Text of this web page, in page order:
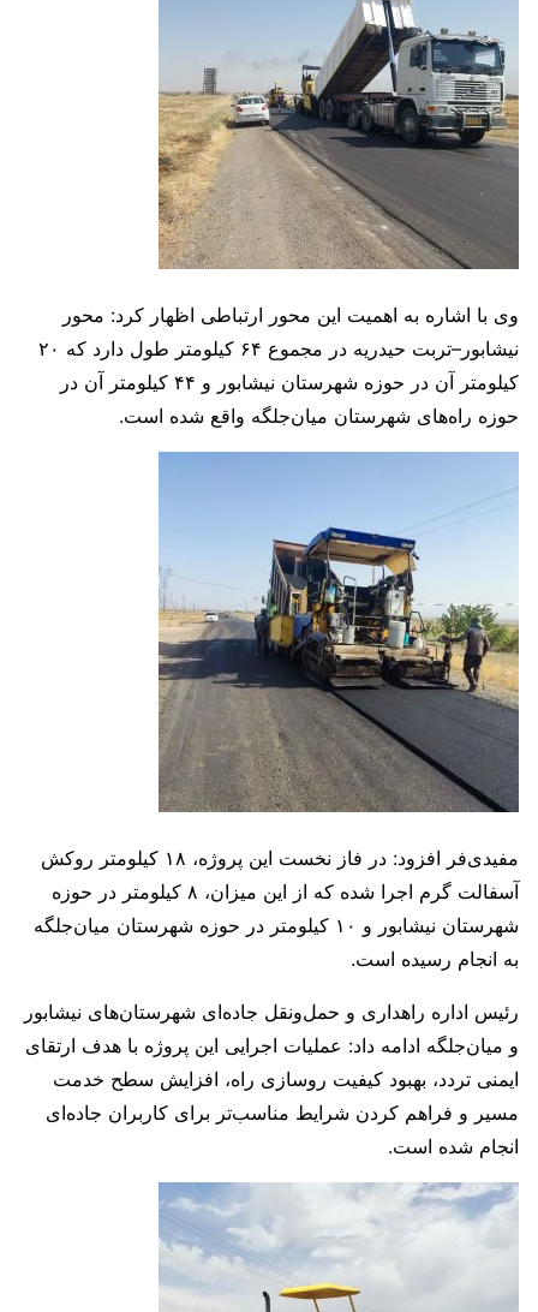
وی با اشاره به اهمیت این محور ارتباطی اظهار کرد: محور
نیشابور–تربت حیدریه در مجموع ۶۴ کیلومتر طول دارد که ۲۰
کیلومتر آن در حوزه شهرستان نیشابور و ۴۴ کیلومتر آن در
حوزه راه‌های شهرستان میان‌جلگه واقع شده است.
مفیدی‌فر افزود: در فاز نخست این پروژه، ۱۸ کیلومتر روکش
آسفالت گرم اجرا شده که از این میزان، ۸ کیلومتر در حوزه
شهرستان نیشابور و ۱۰ کیلومتر در حوزه شهرستان میان‌جلگه
به انجام رسیده است.
رئیس اداره راهداری و حمل‌ونقل جاده‌ای شهرستان‌های نیشابور
و میان‌جلگه ادامه داد: عملیات اجرایی این پروژه با هدف ارتقای
ایمنی تردد، بهبود کیفیت روسازی راه، افزایش سطح خدمت
مسیر و فراهم کردن شرایط مناسب‌تر برای کاربران جاده‌ای
انجام شده است.